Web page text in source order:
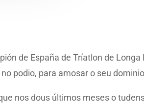
de España de Tríatlon de
podio, para amosar o seu
nos dous últimos meses o